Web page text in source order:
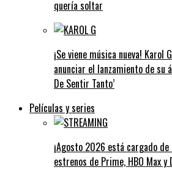
quería soltar
¡Se viene música nueva! Karol
anunciar el lanzamiento de su
De Sentir Tanto’
Películas y series
¡Agosto 2026 está cargado
estrenos de Prime, HBO Max y